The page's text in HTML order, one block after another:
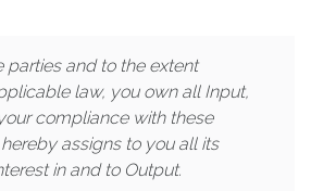
parties and to the extent
law, you own all Input,
compliance with these
assigns to you all its
in and to Output.